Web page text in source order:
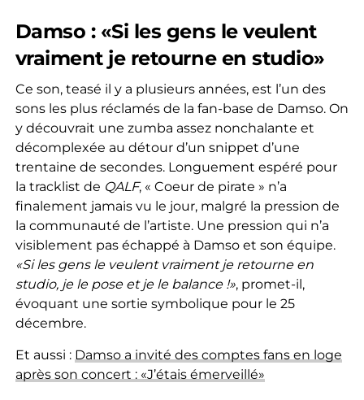
Damso : «Si les gens le veulent
vraiment je retourne en studio»
Ce son, teasé il y a plusieurs années, est l’un des
sons les plus réclamés de la fan-base de Damso. On
y découvrait une zumba assez nonchalante et
décomplexée au détour d’un snippet d’une
trentaine de secondes. Longuement espéré pour
la tracklist de QALF, « Coeur de pirate » n’a
finalement jamais vu le jour, malgré la pression de
la communauté de l’artiste. Une pression qui n’a
visiblement pas échappé à Damso et son équipe.
«Si les gens le veulent vraiment je retourne en
studio, je le pose et je le balance !», promet-il,
évoquant une sortie symbolique pour le 25
décembre.
Et aussi : Damso a invité des comptes fans en loge
après son concert : «J’étais émerveillé»